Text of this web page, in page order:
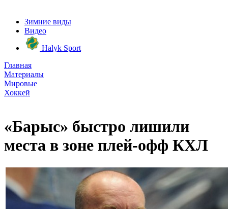
Зимние виды
Видео
Halyk Sport
Главная
Материалы
Мировые
Хоккей
«Барыс» быстро лишили
места в зоне плей-офф КХЛ